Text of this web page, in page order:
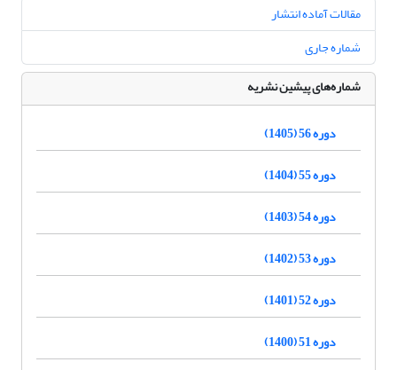
مقالات آماده انتشار
شماره جاری
شماره‌های پیشین نشریه
دوره 56 (1405)
دوره 55 (1404)
دوره 54 (1403)
دوره 53 (1402)
دوره 52 (1401)
دوره 51 (1400)